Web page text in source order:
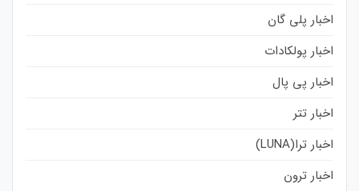
اخبار پلی گان
اخبار پولکادات
اخبار پی پال
اخبار تتر
اخبار ترا(LUNA)
اخبار ترون